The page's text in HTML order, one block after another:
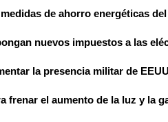
de ahorro energéticas del
nuevos impuestos a las
la presencia militar de
frenar el aumento de la luz y la